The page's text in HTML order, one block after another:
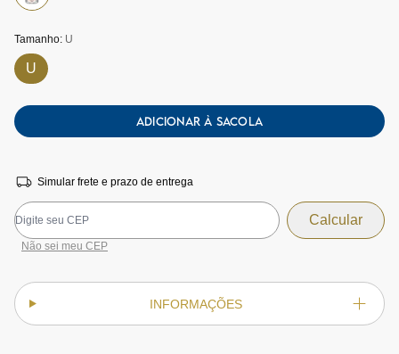
Tamanho: U
U
ADICIONAR À SACOLA
Simular frete e prazo de entrega
Não sei meu CEP
INFORMAÇÕES